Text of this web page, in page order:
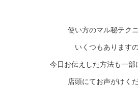
使い方のマル秘テク
いくつもありますの
今日お伝えした方法も一部
店頭にてお声がけくだ